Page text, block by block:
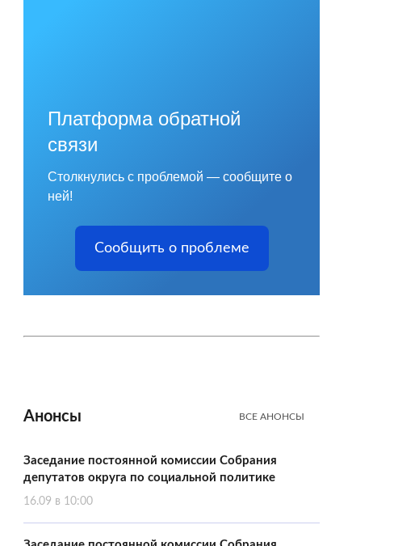
Платформа обратной
связи
Столкнулись с проблемой — сообщите о
ней!
Сообщить о проблеме
Анонсы ВСЕ АНОНСЫ
Заседание постоянной комиссии Собрания
депутатов округа по социальной политике
16.09 в 10:00